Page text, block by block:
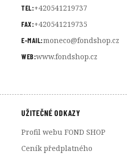
TEL:+420541219737
FAX:+420541219735
E-MAIL:moneco@fondshop.cz
WEB:www.fondshop.cz
UŽITEČNÉ ODKAZY
Profil webu FOND SHOP
Ceník předplatného